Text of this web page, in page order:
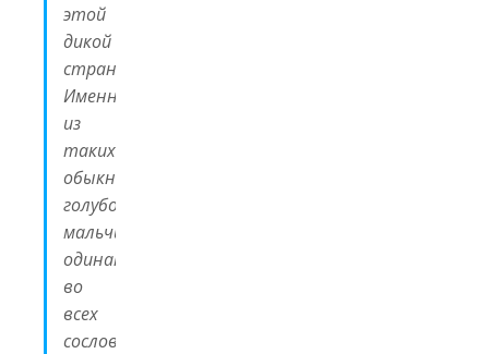
этой
дикой
страны.
Именно
из
таких
обыкновенных
голубоглазых
мальчишек,
одинаковых
во
всех
сословиях,